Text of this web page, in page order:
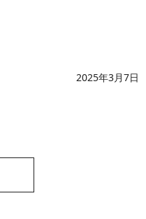
2025年3月7日